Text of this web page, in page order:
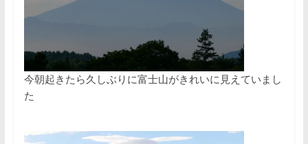
今朝起きたら久しぶりに富士山がきれいに見えていまし
た